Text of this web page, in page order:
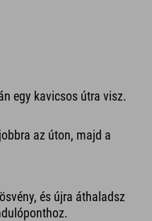
egy kavicsos útra visz.
az úton, majd a
és újra áthaladsz